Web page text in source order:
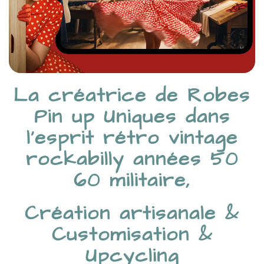
La créatrice de Robes
Pin up Uniques dans
l’esprit rétro vintage
rockabilly années 50
60 militaire,
Création artisanale &
Customisation &
Upcycling